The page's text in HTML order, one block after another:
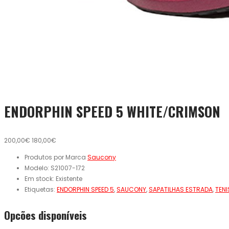
ENDORPHIN SPEED 5 WHITE/CRIMSON
200,00€ 180,00€
Produtos por Marca Saucony
Modelo: S21007-172
Em stock: Existente
Etiquetas: ENDORPHIN SPEED 5,SAUCONY,SAPATILHAS ESTRADA,
Opcões disponíveis